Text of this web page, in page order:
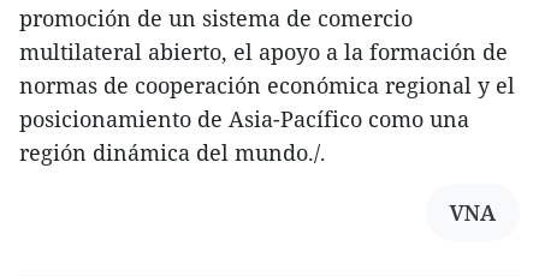
promoción de un sistema de comercio
multilateral abierto, el apoyo a la formación de
normas de cooperación económica regional y el
posicionamiento de Asia-Pacífico como una
región dinámica del mundo./.
VNA